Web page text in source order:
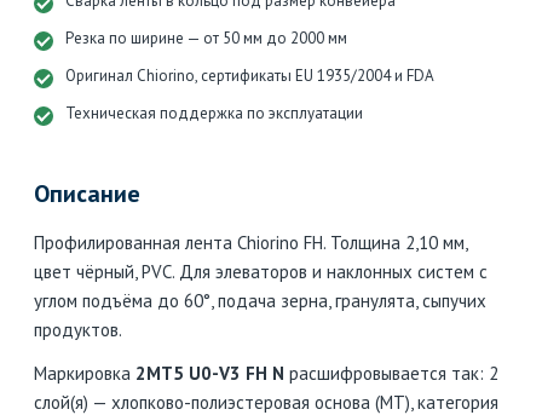
Резка по ширине — от 50 мм до 2000 мм
Оригинал Chiorino, сертификаты EU 1935/2004 и FDA
Техническая поддержка по эксплуатации
Описание
Профилированная лента Chiorino FH. Толщина 2,10 мм,
цвет чёрный, PVC. Для элеваторов и наклонных систем с
углом подъёма до 60°, подача зерна, гранулята, сыпучих
продуктов.
Маркировка 2MT5 U0-V3 FH N расшифровывается так: 2
слой(я) — хлопково-полиэстеровая основа (MT), категория